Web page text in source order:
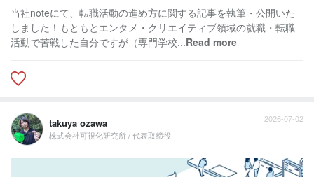
当社noteにて、転職活動の進め方に関する記事を執筆・公開いた
しました！もともとエンタメ・クリエイティブ領域の就職・転職
活動で苦戦した自分ですが（専門学校...Read more
takuya ozawa
株式会社可視化研究所 / 代表取締役
2026-07-02